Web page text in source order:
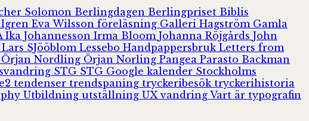
Solomon Berlingdagen Berlingpriset Biblis
Eva Wilsson föreläsning Galleri Hagström Gamla
Ika Johannesson Irma Bloom Johanna Röjgårds John
Lars SJööblom Lessebo Handpappersbruk Letters from
Örjan Nordling Örjan Norling Pangea Parasto Backman
STG STG Google kalender Stockholms
tendenser trendspaning tryckeribesök tryckerihistoria
Utbildning utställning UXvandring Vart är typografin